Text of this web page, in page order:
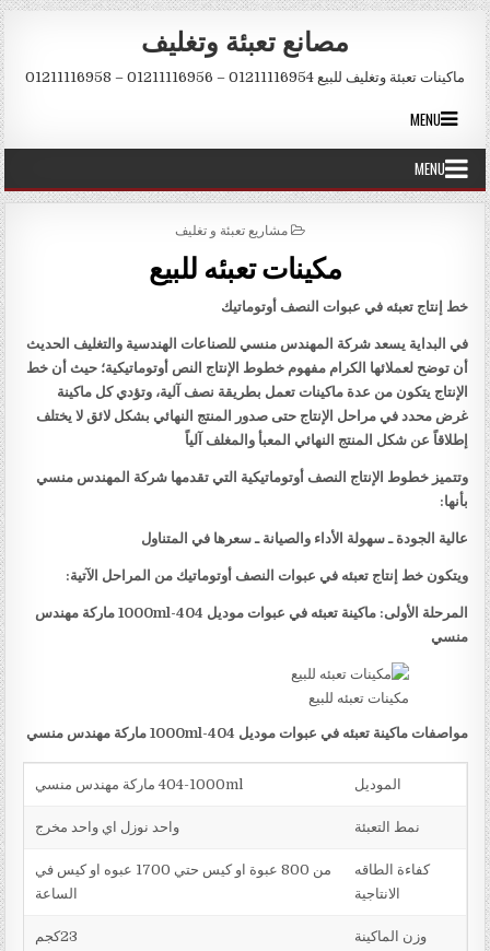
Skip to content
مصانع تعبئة وتغليف
ماكينات تعبئة وتغليف للبيع 01211116954 – 01211116956 – 01211116958
MENU
MENU
POSTED IN
مشاريع تعبئة و تغليف
مكينات تعبئه للبيع
خط إنتاج تعبئه في عبوات النصف أوتوماتيك
في البداية يسعد شركة المهندس منسي للصناعات الهندسية والتغليف الحديث
أن توضح لعملائها الكرام مفهوم خطوط الإنتاج النص أوتوماتيكية؛ حيث أن خط
الإنتاج يتكون من عدة ماكينات تعمل بطريقة نصف آلية، وتؤدي كل ماكينة
غرض محدد في مراحل الإنتاج حتى صدور المنتج النهائي بشكل لائق لا يختلف
إطلاقاً عن شكل المنتج النهائي المعبأ والمغلف آلياً
وتتميز خطوط الإنتاج النصف أوتوماتيكية التي تقدمها شركة المهندس منسي
بأنها:
عالية الجودة ـ سهولة الأداء والصيانة ـ سعرها في المتناول
ويتكون خط إنتاج تعبئه في عبوات النصف أوتوماتيك من المراحل الآتية:
المرحلة الأولى: ماكينة تعبئه في عبوات موديل 404-1000ml
ماركة مهندس
منسي
مكينات تعبئه للبيع
مواصفات ماكينة تعبئه في عبوات موديل 404-1000ml ماركة مهندس منسي
الموديل 404-1000ml ماركة مهندس منسي
نمط التعبئة واحد نوزل اي واحد مخرج
كفاءة الطاقه
الانتاجية
من 800 عبوة او كيس حتي 1700 عبوه او كيس في
الساعة
وزن الماكينة